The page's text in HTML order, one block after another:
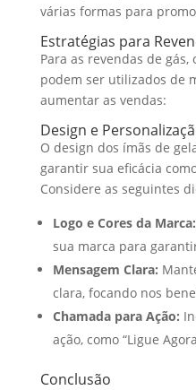
várias formas para
Estratégias para
Para as revendas de
podem ser utilizados de
aumentar as vendas:
Design e
O design dos ímãs de
garantir sua eficácia
Considere as seguintes
Logo e Cores da Marca:
sua marca para
Mensagem Clara:
clara, focando nos
Chamada para Ação:
ação, como “Ligue
Conclusão